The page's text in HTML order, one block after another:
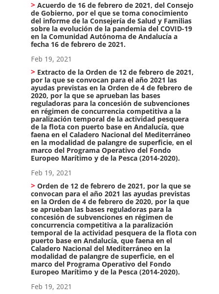
Acuerdo de 16 de febrero de 2021, del Consejo
de Gobierno, por el que se toma conocimiento
del informe de la Consejería de Salud y Familias
sobre la evolución de la pandemia del COVID-19
en la Comunidad Autónoma de Andalucía a
fecha 16 de febrero de 2021.
Feb 19, 2021
Extracto de la Orden de 12 de febrero de 2021,
por la que se convocan para el año 2021 las
ayudas previstas en la Orden de 4 de febrero de
2020, por la que se aprueban las bases
reguladoras para la concesión de subvenciones
en régimen de concurrencia competitiva a la
paralización temporal de la actividad pesquera
de la flota con puerto base en Andalucía, que
faena en el Caladero Nacional del Mediterráneo
en la modalidad de palangre de superficie, en el
marco del Programa Operativo del Fondo
Europeo Marítimo y de la Pesca (2014-2020).
Feb 19, 2021
Orden de 12 de febrero de 2021, por la que se
convocan para el año 2021 las ayudas previstas
en la Orden de 4 de febrero de 2020, por la que
se aprueban las bases reguladoras para la
concesión de subvenciones en régimen de
concurrencia competitiva a la paralización
temporal de la actividad pesquera de la flota con
puerto base en Andalucía, que faena en el
Caladero Nacional del Mediterráneo en la
modalidad de palangre de superficie, en el
marco del Programa Operativo del Fondo
Europeo Marítimo y de la Pesca (2014-2020).
Feb 19, 2021